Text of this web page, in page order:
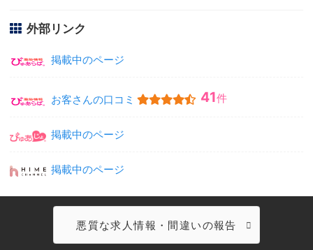
外部リンク
掲載中のページ
お客さんの口コミ 41件
掲載中のページ
掲載中のページ
悪質な求人情報・間違いの報告